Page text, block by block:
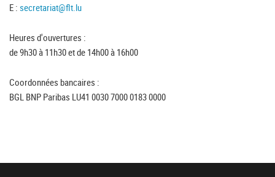
E : secretariat@flt.lu
Heures d'ouvertures :
de 9h30 à 11h30 et de 14h00 à 16h00
Coordonnées bancaires :
BGL BNP Paribas LU41 0030 7000 0183 0000